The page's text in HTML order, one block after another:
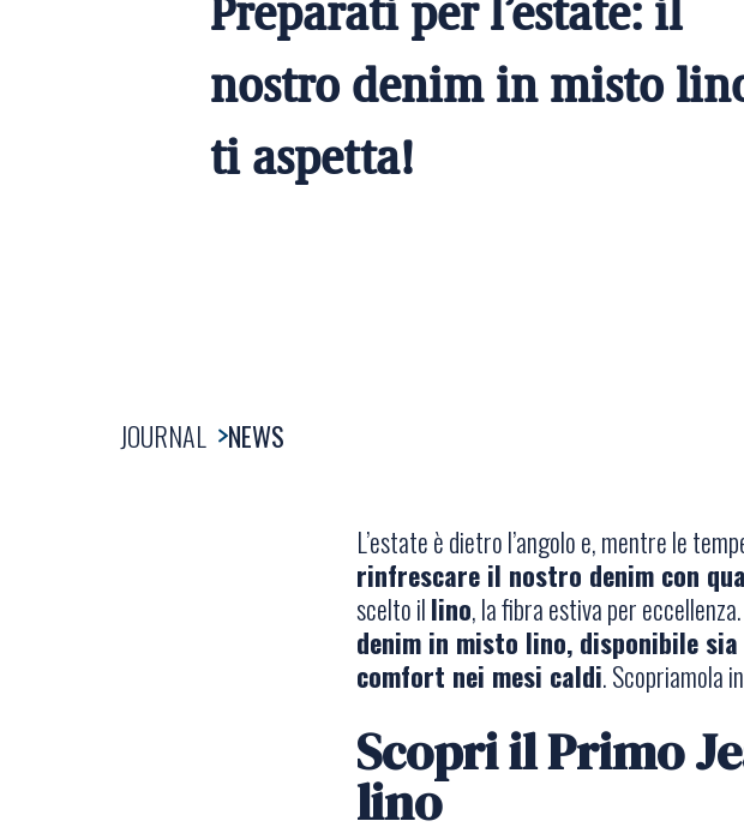
nostro denim in misto
ti aspetta!
JOURNAL NEWS
L’estate è dietro l’angolo e, mentre le
rinfrescare il nostro denim con
scelto illino, la fibra estiva per
denim in misto lino, disponibile
comfort nei mesi caldi. Scopriamola
Scopri il Primo
lino